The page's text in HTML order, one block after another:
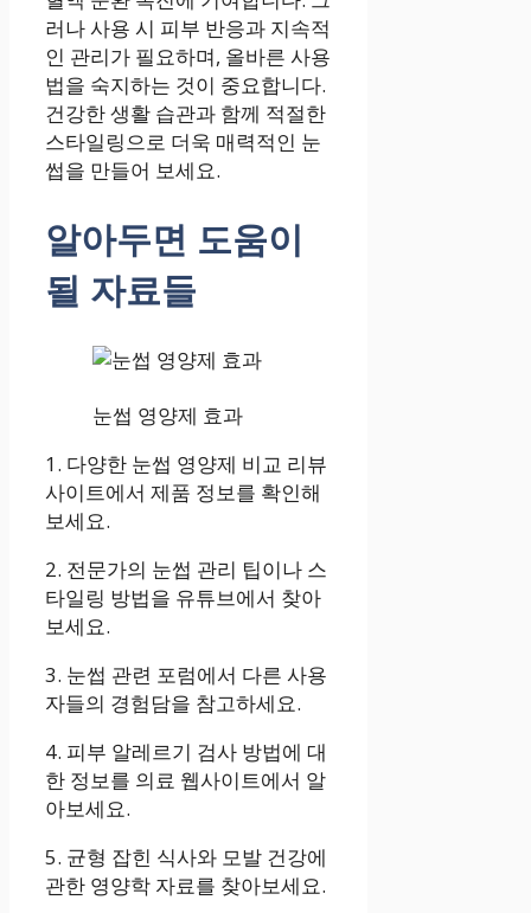
러나 사용 시 피부 반응과 지속적
인 관리가 필요하며, 올바른 사용
법을 숙지하는 것이 중요합니다.
건강한 생활 습관과 함께 적절한
스타일링으로 더욱 매력적인 눈
썹을 만들어 보세요.
알아두면 도움이
될 자료들
눈썹 영양제 효과
1. 다양한 눈썹 영양제 비교 리뷰
사이트에서 제품 정보를 확인해
보세요.
2. 전문가의 눈썹 관리 팁이나 스
타일링 방법을 유튜브에서 찾아
보세요.
3. 눈썹 관련 포럼에서 다른 사용
자들의 경험담을 참고하세요.
4. 피부 알레르기 검사 방법에 대
한 정보를 의료 웹사이트에서 알
아보세요.
5. 균형 잡힌 식사와 모발 건강에
관한 영양학 자료를 찾아보세요.